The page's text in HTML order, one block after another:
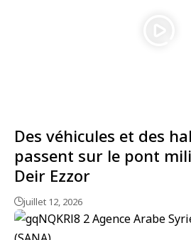
Des véhicules et des
passent sur le pont
Deir Ezzor
juillet 12, 2026